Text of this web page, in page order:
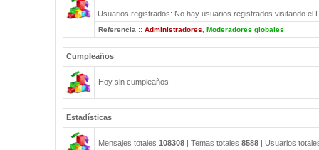
Usuarios registrados: No hay usuarios registrados visitando el
Referencia :: Administradores Moderadores globales
Cumpleaños
Hoy sin cumpleaños
Estadísticas
Mensajes totales 108308| Temas totales 8588| Usuarios